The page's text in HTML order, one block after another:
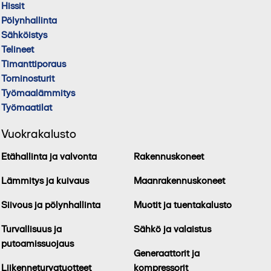
Hissit
Pölynhallinta
Sähköistys
Telineet
Timanttiporaus
Torninosturit
Työmaalämmitys
Työmaatilat
Vuokrakalusto
Etähallinta ja valvonta
Lämmitys ja kuivaus
Siivous ja pölynhallinta
Turvallisuus ja
putoamissuojaus
Liikenneturvatuotteet
Rakennuskoneet
Maanrakennuskoneet
Muotit ja tuentakalusto
Sähkö ja valaistus
Generaattorit ja
kompressorit